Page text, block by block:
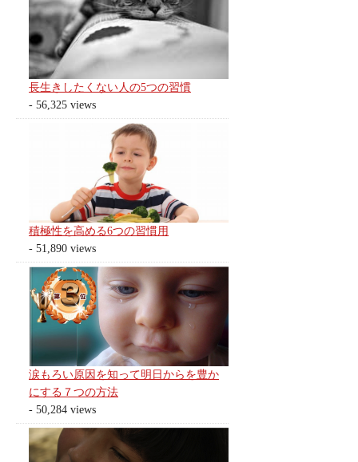
長生きしたくない人の5つの習慣
- 56,325 views
積極性を高める6つの習慣用
- 51,890 views
涙もろい原因を知って明日からを豊か
にする７つの方法
- 50,284 views